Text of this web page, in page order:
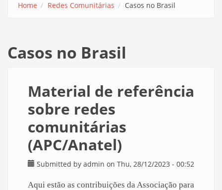
Home Redes Comunitárias Casos no Brasil
Casos no Brasil
Material de referência
sobre redes
comunitárias
(APC/Anatel)
Submitted by admin on Thu, 28/12/2023 - 00:52
Aqui estão as contribuições da Associação para